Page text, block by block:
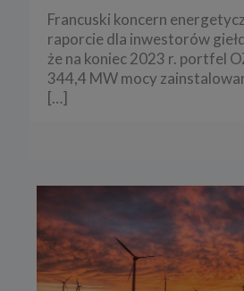
Francuski koncern
raporcie dla inwestorów
że na koniec 2023 r. portfel
344,4 MW mocy
[…]